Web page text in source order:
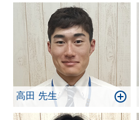
高田 先生